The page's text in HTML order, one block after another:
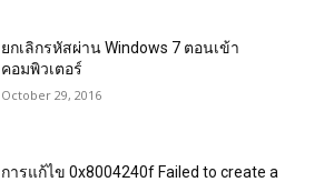
ยกเลิกรหัสผ่าน Windows 7 ตอนเข้า
คอมพิวเตอร์
October 29, 2016
การแก้ไข 0x8004240f Failed to create a